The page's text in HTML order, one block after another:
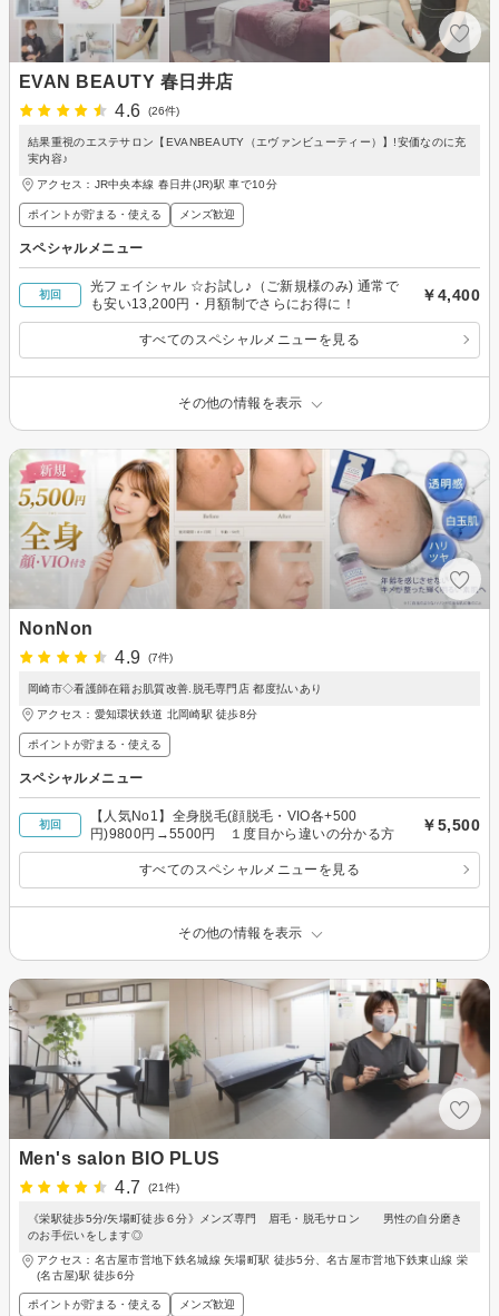
EVAN BEAUTY 春日井店
4.6
(26件)
結果重視のエステサロン【EVANBEAUTY（エヴァンビューティー）】!安価なのに充
実内容♪
アクセス：JR中央本線 春日井(JR)駅 車で10分
ポイントが貯まる・使える メンズ歓迎
スペシャルメニュー
初回
光フェイシャル ☆お試し♪（ご新規様のみ) 通常で
も安い13,200円・月額制でさらにお得に！
￥4,400
すべてのスペシャルメニューを見る
その他の情報を表示
NonNon
4.9
(7件)
岡崎市◇看護師在籍お肌質改善.脱毛専門店 都度払いあり
アクセス：愛知環状鉄道 北岡崎駅 徒歩8分
ポイントが貯まる・使える
スペシャルメニュー
初回
【人気No1】全身脱毛(顔脱毛・VIO各+500
円)9800円→5500円 １度目から違いの分かる方
￥5,500
すべてのスペシャルメニューを見る
その他の情報を表示
Men's salon BIO PLUS
4.7
(21件)
《栄駅徒歩5分/矢場町徒歩６分》メンズ専門 眉毛・脱毛サロン 男性の自分磨き
のお手伝いをします◎
アクセス：名古屋市営地下鉄名城線 矢場町駅 徒歩5分、名古屋市営地下鉄東山線 栄
(名古屋)駅 徒歩6分
ポイントが貯まる・使える メンズ歓迎